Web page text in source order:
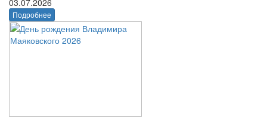
03.07.2026
Подробнее